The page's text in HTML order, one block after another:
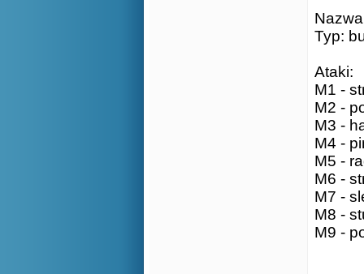
Typ:
Ataki:
M1 -
M2 -
M3 -
M4 -
M5 -
M6 -
M7 -
M8 -
M9 -